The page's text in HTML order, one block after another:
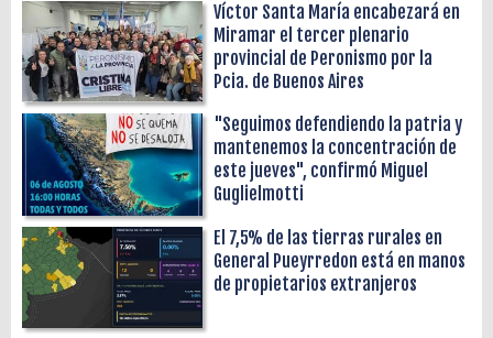
Víctor Santa María encabezará en
Miramar el tercer plenario
provincial de Peronismo por la
Pcia. de Buenos Aires
"Seguimos defendiendo la patria y
mantenemos la concentración de
este jueves", confirmó Miguel
Guglielmotti
El 7,5% de las tierras rurales en
General Pueyrredon está en manos
de propietarios extranjeros